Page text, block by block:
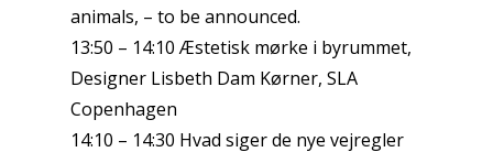
animals, – to be announced.
13:50 – 14:10 Æstetisk mørke i byrummet,
Designer Lisbeth Dam Kørner, SLA
Copenhagen
14:10 – 14:30 Hvad siger de nye vejregler